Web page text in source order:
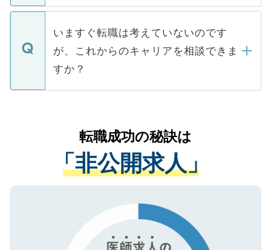
関を公にしてしまうと、応募が殺到する場
に、医療機関が求める条件に合った人材の
みを人材紹介会社に依頼するケースが増え
ています。
定を承諾する必要はありません。内定先へ
の辞退の連絡はキャリアパートナーが行い
個人情報が漏えいすることはありませんの
で、ご安心ください。当サイトからの登録
などで収集したご登録者様の個人情報は、
ご本人のキャリアアップおよび転職活動の
支援を目的に使用いたします。お預かりし
ているすべての個人データはご本人の許可
は、個人情報の取り扱いについての厳密な
管理基準を満たした事業者のみに付与され
る、プライバシーマークを取得済みです。
で、機密保持に関してもご安心ください。
いますぐ転職は考えていないのです
が、これからのキャリアを相談できま
すか？
かがいして、現在の医療機関の状況や紹介
経験をまじえながら、適切なアドバイスを
させていただきます。すぐにご転職をされ
ない方には、長期的なサポートが可能です
ので、まずはご登録ください。
転職成功の秘訣は
「非公開求人」